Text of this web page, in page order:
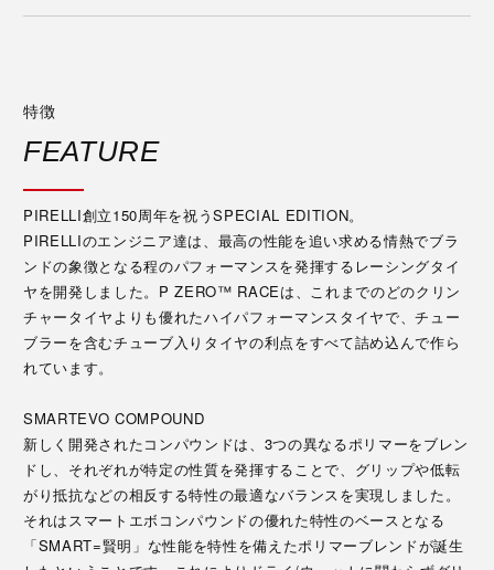
特徴
FEATURE
PIRELLI創立150周年を祝うSPECIAL EDITION。
PIRELLIのエンジニア達は、最高の性能を追い求める情熱でブラ
ンドの象徴となる程のパフォーマンスを発揮するレーシングタイ
ヤを開発しました。P ZERO™ RACEは、これまでのどのクリン
チャータイヤよりも優れたハイパフォーマンスタイヤで、チュー
ブラーを含むチューブ入りタイヤの利点をすべて詰め込んで作ら
れています。
SMARTEVO COMPOUND
新しく開発されたコンパウンドは、3つの異なるポリマーをブレン
ドし、それぞれが特定の性質を発揮することで、グリップや低転
がり抵抗などの相反する特性の最適なバランスを実現しました。
それはスマートエボコンパウンドの優れた特性のベースとなる
「SMART=賢明」な性能を特性を備えたポリマーブレンドが誕生